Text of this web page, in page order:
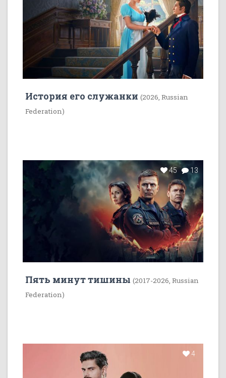
История его служанки (2026, Russian
Federation)
45 13
Пять минут тишины (2017-2026, Russian
Federation)
4